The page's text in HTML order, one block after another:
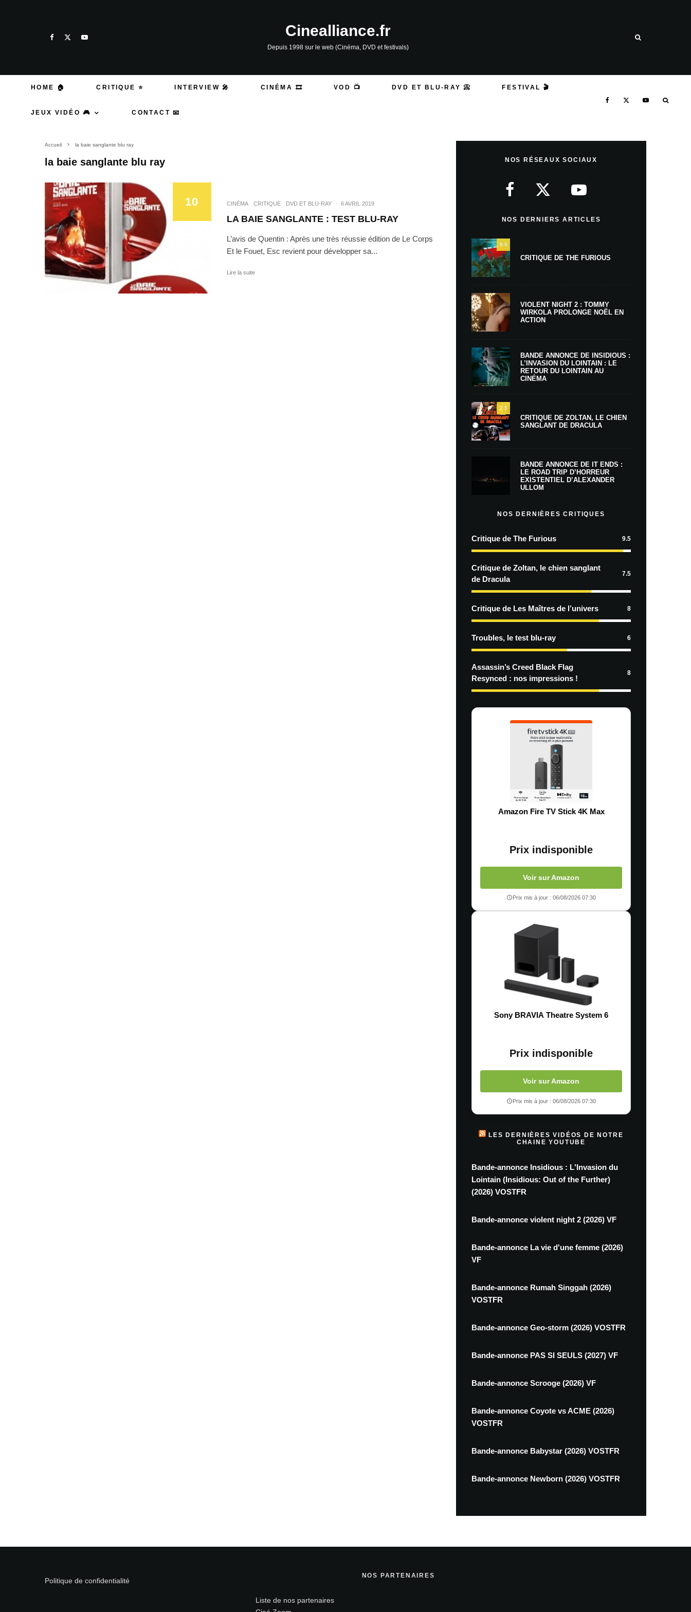
Cinealliance.fr
Depuis 1998 sur le web (Cinéma, DVD et festivals)
HOME 🏠 CRITIQUE ⭐ INTERVIEW 🎤 CINÉMA 🎞️ VOD 📺 DVD ET BLU-RAY 📀 FESTIVAL 🎬
JEUX VIDÉO 🎮 CONTACT 📧
Accueil la baie sanglante blu ray
la baie sanglante blu ray
10 CINÉMA CRITIQUE DVD ET BLU-RAY · 6 AVRIL 2019
LA BAIE SANGLANTE : TEST BLU-RAY
L’avis de Quentin : Après une très réussie édition de Le Corps
Et le Fouet, Esc revient pour développer sa...
Lire la suite
NOS RÉSEAUX SOCIAUX
NOS DERNIERS ARTICLES
9.5
CRITIQUE DE THE FURIOUS
VIOLENT NIGHT 2 : TOMMY
WIRKOLA PROLONGE NOËL EN
ACTION
BANDE ANNONCE DE INSIDIOUS :
L’INVASION DU LOINTAIN : LE
RETOUR DU LOINTAIN AU
CINÉMA
7.5
CRITIQUE DE ZOLTAN, LE CHIEN
SANGLANT DE DRACULA
BANDE ANNONCE DE IT ENDS :
LE ROAD TRIP D’HORREUR
EXISTENTIEL D’ALEXANDER
ULLOM
NOS DERNIÈRES CRITIQUES
Critique de The Furious 9.5
Critique de Zoltan, le chien sanglant
de Dracula
7.5
Critique de Les Maîtres de l’univers 8
Troubles, le test blu-ray 6
Assassin’s Creed Black Flag
Resynced : nos impressions !
8
Amazon Fire TV Stick 4K Max
Prix indisponible
Voir sur Amazon
Prix mis à jour : 06/08/2026 07:30
Sony BRAVIA Theatre System 6
Prix indisponible
Voir sur Amazon
Prix mis à jour : 06/08/2026 07:30
LES DERNIÈRES VIDÉOS DE NOTRE
CHAINE YOUTUBE
Bande-annonce Insidious : L'Invasion du
Lointain (Insidious: Out of the Further)
(2026) VOSTFR
Bande-annonce violent night 2 (2026) VF
Bande-annonce La vie d'une femme (2026)
VF
Bande-annonce Rumah Singgah (2026)
VOSTFR
Bande-annonce Geo-storm (2026) VOSTFR
Bande-annonce PAS SI SEULS (2027) VF
Bande-annonce Scrooge (2026) VF
Bande-annonce Coyote vs ACME (2026)
VOSTFR
Bande-annonce Babystar (2026) VOSTFR
Bande-annonce Newborn (2026) VOSTFR
Politique de confidentialité
NOS PARTENAIRES
Liste de nos partenaires